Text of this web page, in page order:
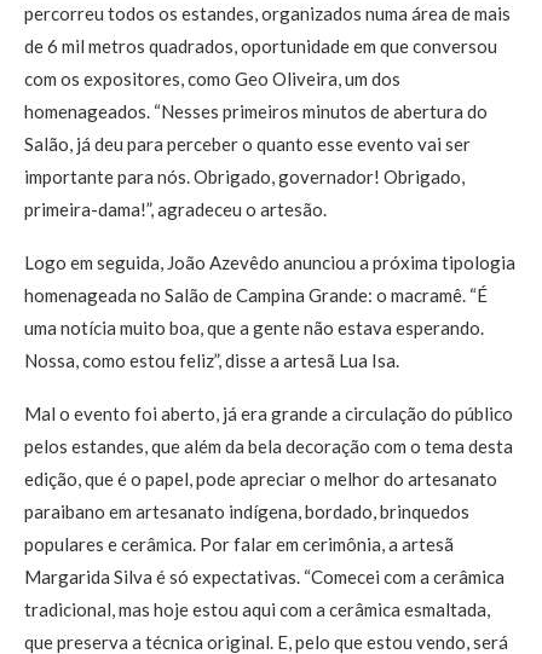
percorreu todos os estandes, organizados numa área de mais
de 6 mil metros quadrados, oportunidade em que conversou
com os expositores, como Geo Oliveira, um dos
homenageados. “Nesses primeiros minutos de abertura do
Salão, já deu para perceber o quanto esse evento vai ser
importante para nós. Obrigado, governador! Obrigado,
primeira-dama!”, agradeceu o artesão.
Logo em seguida, João Azevêdo anunciou a próxima tipologia
homenageada no Salão de Campina Grande: o macramê. “É
uma notícia muito boa, que a gente não estava esperando.
Nossa, como estou feliz”, disse a artesã Lua Isa.
Mal o evento foi aberto, já era grande a circulação do público
pelos estandes, que além da bela decoração com o tema desta
edição, que é o papel, pode apreciar o melhor do artesanato
paraibano em artesanato indígena, bordado, brinquedos
populares e cerâmica. Por falar em cerimônia, a artesã
Margarida Silva é só expectativas. “Comecei com a cerâmica
tradicional, mas hoje estou aqui com a cerâmica esmaltada,
que preserva a técnica original. E, pelo que estou vendo, será